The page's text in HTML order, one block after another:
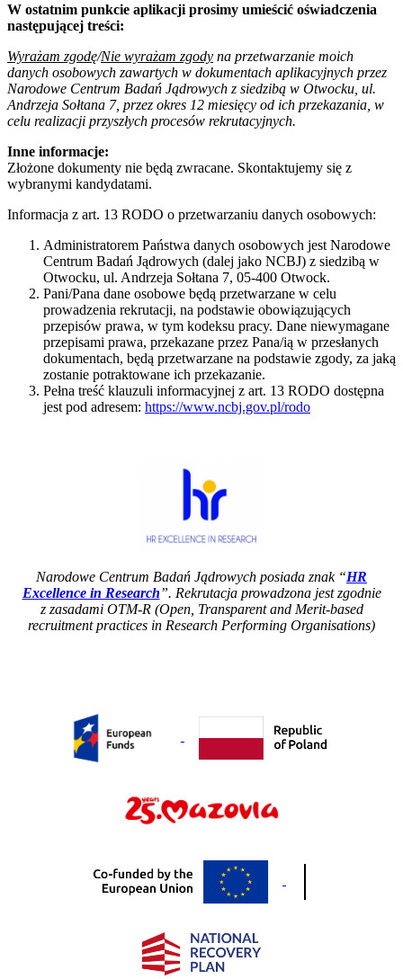
W ostatnim punkcie aplikacji prosimy umieścić oświadczenia
następującej treści:
Wyrażam zgodę/Nie wyrażam zgody na przetwarzanie moich
danych osobowych zawartych w dokumentach aplikacyjnych przez
Narodowe Centrum Badań Jądrowych z siedzibą w Otwocku, ul.
Andrzeja Sołtana 7, przez okres 12 miesięcy od ich przekazania, w
celu realizacji przyszłych procesów rekrutacyjnych.
Inne informacje:
Złożone dokumenty nie będą zwracane. Skontaktujemy się z
wybranymi kandydatami.
Informacja z art. 13 RODO o przetwarzaniu danych osobowych:
Administratorem Państwa danych osobowych jest Narodowe
Centrum Badań Jądrowych (dalej jako NCBJ) z siedzibą w
Otwocku, ul. Andrzeja Sołtana 7, 05-400 Otwock.
Pani/Pana dane osobowe będą przetwarzane w celu
prowadzenia rekrutacji, na podstawie obowiązujących
przepisów prawa, w tym kodeksu pracy. Dane niewymagane
przepisami prawa, przekazane przez Pana/ią w przesłanych
dokumentach, będą przetwarzane na podstawie zgody, za jaką
zostanie potraktowane ich przekazanie.
Pełna treść klauzuli informacyjnej z art. 13 RODO dostępna
jest pod adresem: https://www.ncbj.gov.pl/rodo
Narodowe Centrum Badań Jądrowych posiada znak “HR
Excellence in Research”. Rekrutacja prowadzona jest zgodnie
z zasadami OTM-R (Open, Transparent and Merit-based
recruitment practices in Research Performing Organisations)